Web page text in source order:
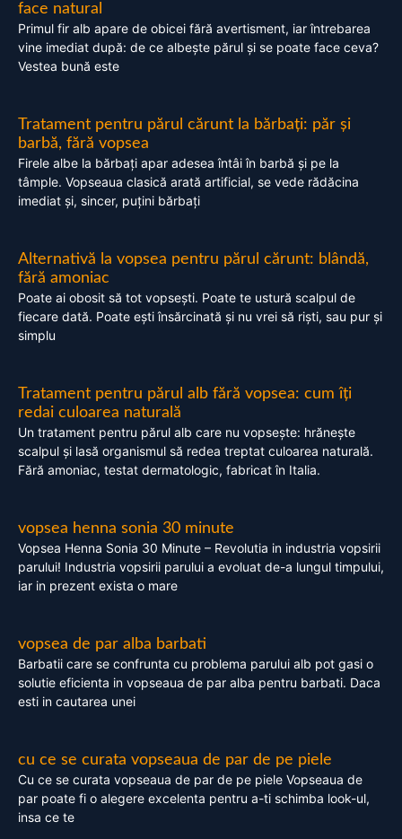
face natural
Primul fir alb apare de obicei fără avertisment, iar întrebarea
vine imediat după: de ce albește părul și se poate face ceva?
Vestea bună este
Tratament pentru părul cărunt la bărbați: păr și
barbă, fără vopsea
Firele albe la bărbați apar adesea întâi în barbă și pe la
tâmple. Vopseaua clasică arată artificial, se vede rădăcina
imediat și, sincer, puțini bărbați
Alternativă la vopsea pentru părul cărunt: blândă,
fără amoniac
Poate ai obosit să tot vopsești. Poate te ustură scalpul de
fiecare dată. Poate ești însărcinată și nu vrei să riști, sau pur și
simplu
Tratament pentru părul alb fără vopsea: cum îți
redai culoarea naturală
Un tratament pentru părul alb care nu vopsește: hrănește
scalpul și lasă organismul să redea treptat culoarea naturală.
Fără amoniac, testat dermatologic, fabricat în Italia.
vopsea henna sonia 30 minute
Vopsea Henna Sonia 30 Minute – Revolutia in industria vopsirii
parului! Industria vopsirii parului a evoluat de-a lungul timpului,
iar in prezent exista o mare
vopsea de par alba barbati
Barbatii care se confrunta cu problema parului alb pot gasi o
solutie eficienta in vopseaua de par alba pentru barbati. Daca
esti in cautarea unei
cu ce se curata vopseaua de par de pe piele
Cu ce se curata vopseaua de par de pe piele Vopseaua de
par poate fi o alegere excelenta pentru a-ti schimba look-ul,
insa ce te